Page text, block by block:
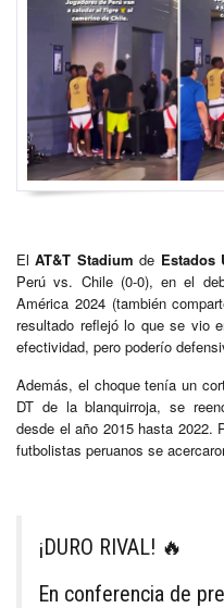
El AT&T Stadium de Estados
Perú vs. Chile (0-0), en el
América 2024 (también
resultado reflejó lo que se vio
efectividad, pero poderío
Además, el choque tenía un
DT de la blanquirroja, se
desde el año 2015 hasta 2022.
futbolistas peruanos se
¡DURO RIVAL! 🔥
En conferencia de